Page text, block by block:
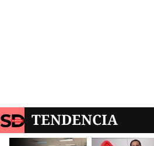
TENDENCIA